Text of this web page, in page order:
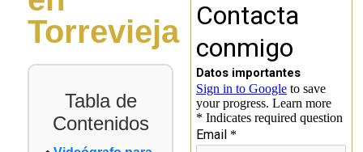
Torrevieja
Tabla de
Contenidos